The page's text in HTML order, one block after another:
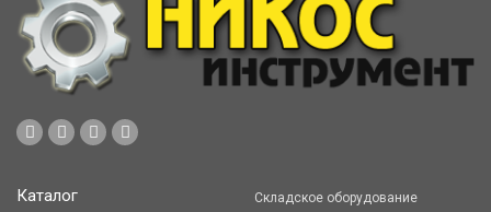
Каталог
Складское оборудование